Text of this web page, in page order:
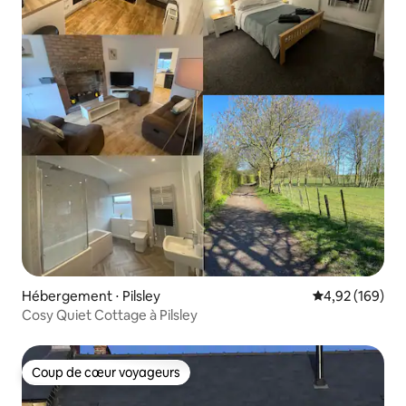
Hébergement ⋅ Pilsley Évaluation
4,92 (169)
Cosy Quiet Cottage à Pilsley
Coup de cœur voyageurs
Coup de cœur voyageurs